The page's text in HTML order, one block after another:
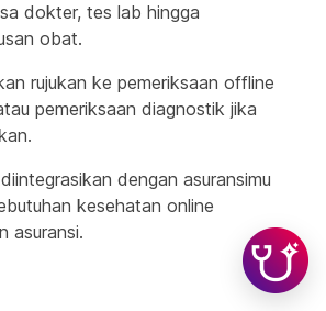
dokter, tes lab hingga
obat.
rujukan ke pemeriksaan offline
pemeriksaan diagnostik jika
dengan asuransimu
kesehatan online
asuransi.